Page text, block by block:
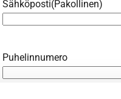
Sähköposti(Pakollinen)
Puhelinnumero